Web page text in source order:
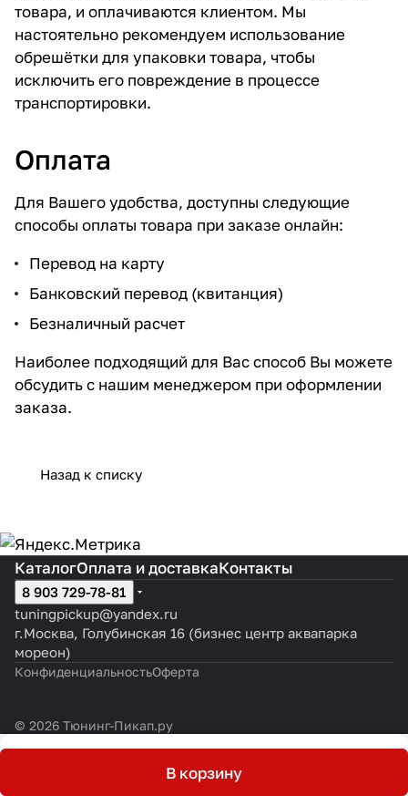
товара, и оплачиваются клиентом. Мы
настоятельно рекомендуем использование
обрешётки для упаковки товара, чтобы
исключить его повреждение в процессе
транспортировки.
Оплата
Для Вашего удобства, доступны следующие
способы оплаты товара при заказе онлайн:
Перевод на карту
Банковский перевод (квитанция)
Безналичный расчет
Наиболее подходящий для Вас способ Вы можете
обсудить с нашим менеджером при оформлении
заказа.
Назад к списку
В корзину
КаталогОплата и доставкаКонтакты
8 903 729-78-81
tuningpickup@yandex.ru
г.Москва, Голубинская 16 (бизнес центр аквапарка
мореон)
КонфиденциальностьОферта
© 2026 Тюнинг-Пикап.ру